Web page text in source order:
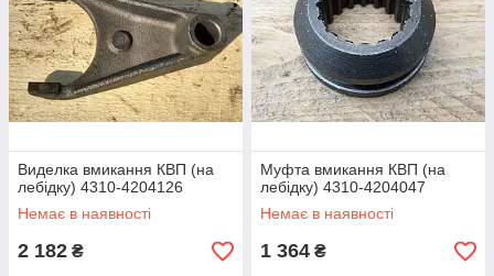
Виделка вмикання КВП (на
лебідку) 4310-4204126
Немає в наявності
2 182 ₴
Муфта вмикання КВП (на
лебідку) 4310-4204047
Немає в наявності
1 364 ₴